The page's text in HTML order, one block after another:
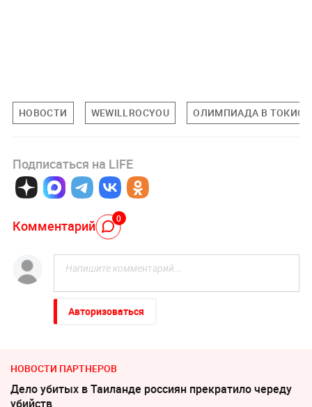
НОВОСТИ WEWILLROCYOU ОЛИМПИАДА В ТОКИО
Подписаться на LIFE
Комментарий 0
Авторизоваться
НОВОСТИ ПАРТНЕРОВ
Дело убитых в Таиланде россиян прекратило череду
убийств